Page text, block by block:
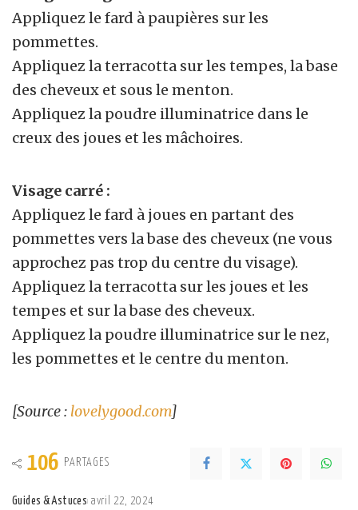
Appliquez le fard à paupières sur les
pommettes.
Appliquez la terracotta sur les tempes, la base
des cheveux et sous le menton.
Appliquez la poudre illuminatrice dans le
creux des joues et les mâchoires.
Visage carré :
Appliquez le fard à joues en partant des
pommettes vers la base des cheveux (ne vous
approchez pas trop du centre du visage).
Appliquez la terracotta sur les joues et les
tempes et sur la base des cheveux.
Appliquez la poudre illuminatrice sur le nez,
les pommettes et le centre du menton.
[Source : lovelygood.com]
106 PARTAGES
Guides & Astuces avril 22, 2024